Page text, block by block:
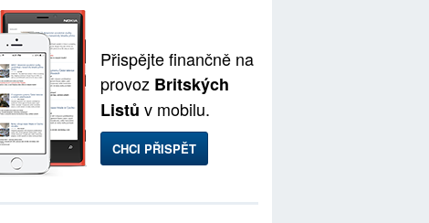
Přispějte finančně na
provoz Britských
Listů v mobilu.
CHCI PŘISPĚT